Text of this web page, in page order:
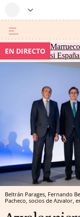
EN DIRECTO si
Beltrán Parages, Fernando
Pacheco, socios de Azvalor,